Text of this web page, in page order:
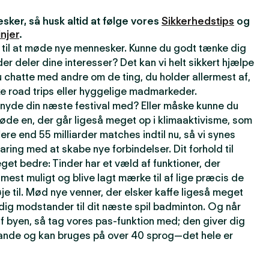
så husk altid at følge vores Sikkerhedstips og
.
at møde nye mennesker. Kunne du godt tænke dig
deler dine interesser? Det kan vi helt sikkert hjælpe
chatte med andre om de ting, du holder allermest af,
road trips eller hyggelige madmarkeder.
din næste festival med? Eller måske kunne du
en, der går ligeså meget op i klimaaktivisme, som
end 55 milliarder matches indtil nu, så vi synes
med at skabe nye forbindelser. Dit forhold til
bedre: Tinder har et væld af funktioner, der
muligt og blive lagt mærke til af lige præcis de
til. Mød nye venner, der elsker kaffe ligeså meget
modstander til dit næste spil badminton. Og når
byen, så tag vores pas-funktion med; den giver dig
og kan bruges på over 40 sprog—det hele er